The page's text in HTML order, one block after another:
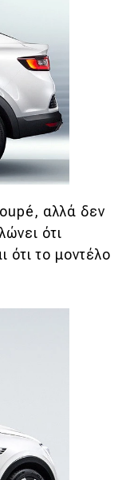
αλλά δεν
ότι
ότι το μοντέλο